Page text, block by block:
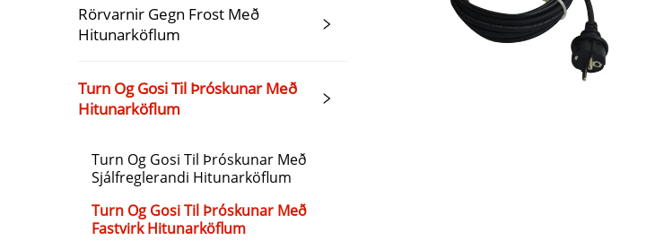
Rörvarnir Gegn Frost Með
Hitunarköflum
Turn Og Gosi Til Þróskunar Með
Hitunarköflum
Turn Og Gosi Til Þróskunar Með
Sjálfreglerandi Hitunarköflum
Turn Og Gosi Til Þróskunar Með
Fastvirk Hitunarköflum